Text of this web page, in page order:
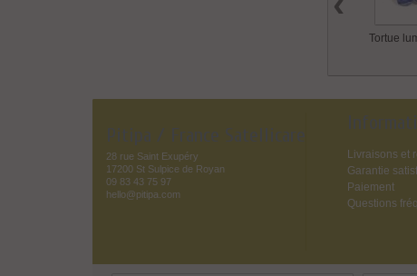
Tortue
Pitipa / France Satellicare
28 rue Saint Exupéry
17200 St Sulpice de Royan
09 83 43 75 97
hello@pitipa.com
Livraisons et
Garantie
Paiement
Questions